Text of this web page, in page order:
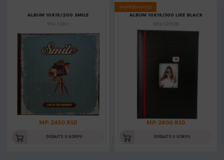
ALBUM 10X15/200 SMILE
Šifra: K2961
MP: 2450 RSD
DODAJTE U KORPU
NAJPRODAVANIJE
ALBUM 10X15/300 LIKE BLACK
Šifra: K2953B
MP: 2800 RSD
DODAJTE U KORPU